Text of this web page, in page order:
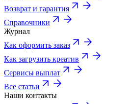
Возврат и гарантия
Справочники
Журнал
Как оформить заказ
Как загрузить креатив
Сервисы выплат
Все статьи
Наши контакты